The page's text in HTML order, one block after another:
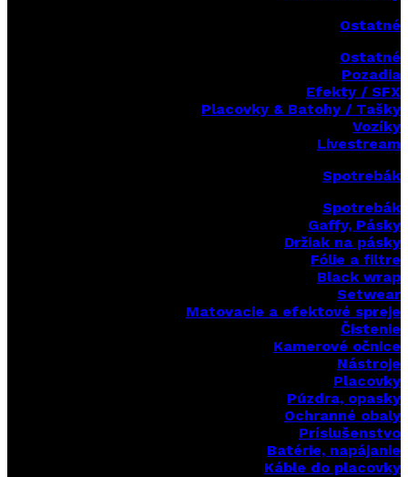
Ostatné
Ostatné
Pozadia
Efekty / SFX
Placovky & Batohy / Tašky
Vozíky
Livestream
Spotrebák
Spotrebák
Gaffy, Pásky
Držiak na pásky
Fólie a filtre
Black wrap
Setwear
Matovacie a efektové spreje
Čistenie
Kamerové očnice
Nástroje
Placovky
Púzdra, opasky
Ochranné obaly
Príslušenstvo
Batérie, napájanie
Káble do placovky